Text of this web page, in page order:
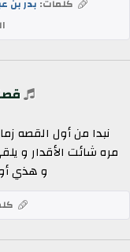
كلمات: بدر بن
نبدا من أول القصه
مره شائت الأقدار و
و هذي